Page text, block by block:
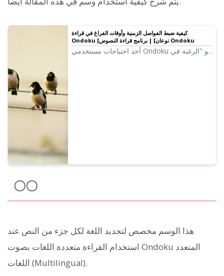
كيفية ضبط الفواصل الزمنية وأوقات الفراغ في قراءة
Ondoku [نوعان] | برنامج قراءة النصوص Ondoku
أحد احتياجات مستخدمي Ondoku هو "الرغبة في
〇〇
هذا الوسم مخصص لتحديد اللغة لكل جزء من النص عند
استخدام القراءة متعددة اللغات بصوت Ondoku المتعدد
اللغات (Multilingual).